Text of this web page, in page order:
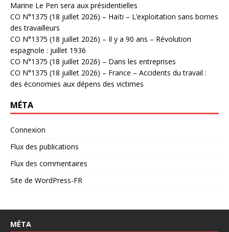
Marine Le Pen sera aux présidentielles
CO N°1375 (18 juillet 2026) – Haïti – L’exploitation sans bornes
des travailleurs
CO N°1375 (18 juillet 2026) – Il y a 90 ans – Révolution
espagnole : juillet 1936
CO N°1375 (18 juillet 2026) – Dans les entreprises
CO N°1375 (18 juillet 2026) – France – Accidents du travail :
des économies aux dépens des victimes
MÉTA
Connexion
Flux des publications
Flux des commentaires
Site de WordPress-FR
MÉTA